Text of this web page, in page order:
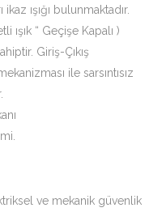
ışığı bulunmaktadır.
ışık “ Geçişe Kapalı )
Giriş-Çıkış
ile sarsıntısız
ve mekanik güvenlik